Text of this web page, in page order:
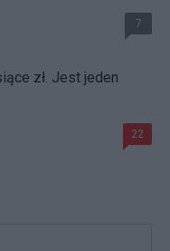
7
zł. Jest jeden
22